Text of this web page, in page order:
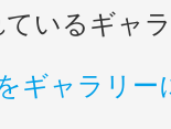
いるギャ
ギャラリー